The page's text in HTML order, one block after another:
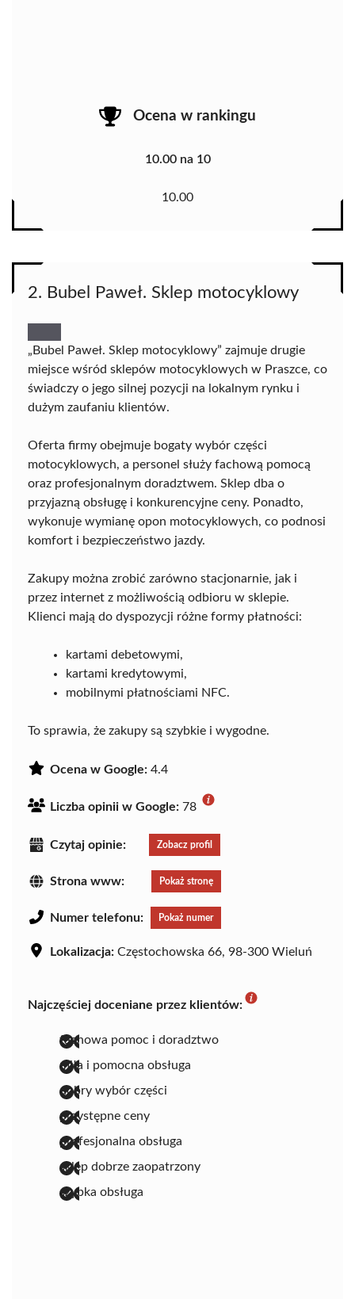
Ocena w rankingu
10.00 na 10
10.00
2. Bubel Paweł. Sklep motocyklowy
„Bubel Paweł. Sklep motocyklowy” zajmuje drugie
miejsce wśród sklepów motocyklowych w Praszce, co
świadczy o jego silnej pozycji na lokalnym rynku i
dużym zaufaniu klientów.
Oferta firmy obejmuje bogaty wybór części
motocyklowych, a personel służy fachową pomocą
oraz profesjonalnym doradztwem. Sklep dba o
przyjazną obsługę i konkurencyjne ceny. Ponadto,
wykonuje wymianę opon motocyklowych, co podnosi
komfort i bezpieczeństwo jazdy.
Zakupy można zrobić zarówno stacjonarnie, jak i
przez internet z możliwością odbioru w sklepie.
Klienci mają do dyspozycji różne formy płatności:
kartami debetowymi,
kartami kredytowymi,
mobilnymi płatnościami NFC.
To sprawia, że zakupy są szybkie i wygodne.
Ocena w Google: 4.4
Liczba opinii w Google: 78
Czytaj opinie: Zobacz profil
Strona www: Pokaż stronę
Numer telefonu: Pokaż numer
Lokalizacja: Częstochowska 66, 98-300 Wieluń
Najczęściej doceniane przez klientów:
fachowa pomoc i doradztwo
miła i pomocna obsługa
dobry wybór części
przystępne ceny
profesjonalna obsługa
sklep dobrze zaopatrzony
szybka obsługa